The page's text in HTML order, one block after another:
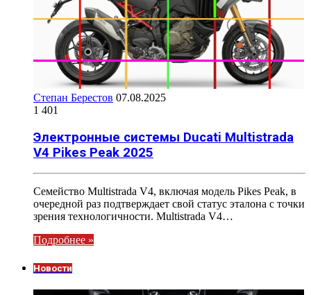
Степан Берестов 07.08.2025
1 401
Электронные системы Ducati Multistrada
V4 Pikes Peak 2025
Семейство Multistrada V4, включая модель Pikes Peak, в
очередной раз подтверждает свой статус эталона с точки
зрения технологичности. Multistrada V4…
Подробнее »
Новости